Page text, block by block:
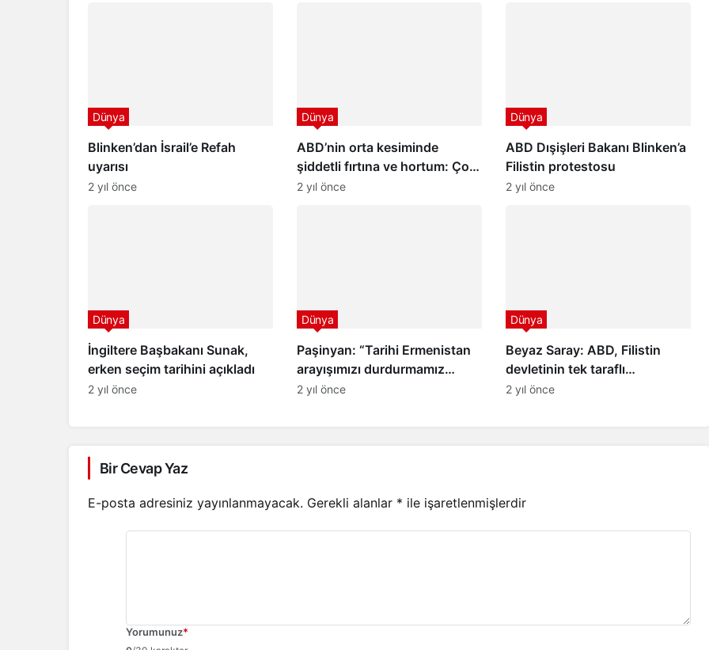
Blinken’dan İsrail’e Refah
uyarısı
Dünya
2 yıl önce
ABD’nin orta kesiminde
şiddetli fırtına ve hortum: Çok
sayıda kişi öldü
Dünya
2 yıl önce
ABD Dışişleri Bakanı Blinken’a
Filistin protestosu
Dünya
2 yıl önce
İngiltere Başbakanı Sunak,
erken seçim tarihini açıkladı
Dünya
2 yıl önce
Paşinyan: “Tarihi Ermenistan
arayışımızı durdurmamız
gerekiyor”
Dünya
2 yıl önce
Beyaz Saray: ABD, Filistin
devletinin tek taraflı
tanınmasına karşı
Dünya
2 yıl önce
Bir Cevap Yaz
E-posta adresiniz yayınlanmayacak. Gerekli alanlar * ile işaretlenmişlerdir
Yorumunuz*